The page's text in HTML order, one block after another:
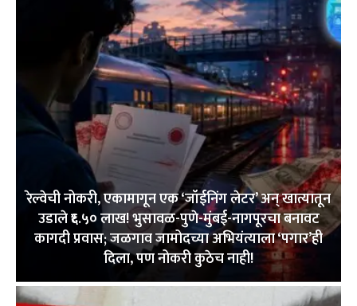
रेल्वेची नोकरी, एकामागून एक ‘जॉईनिंग लेटर’ अन् खात्यातून
उडाले ₹६.५० लाख! भुसावळ-पुणे-मुंबई-नागपूरचा बनावट
कागदी प्रवास; जळगाव जामोदच्या अभियंत्याला ‘पगार’ही
दिला, पण नोकरी कुठेच नाही!